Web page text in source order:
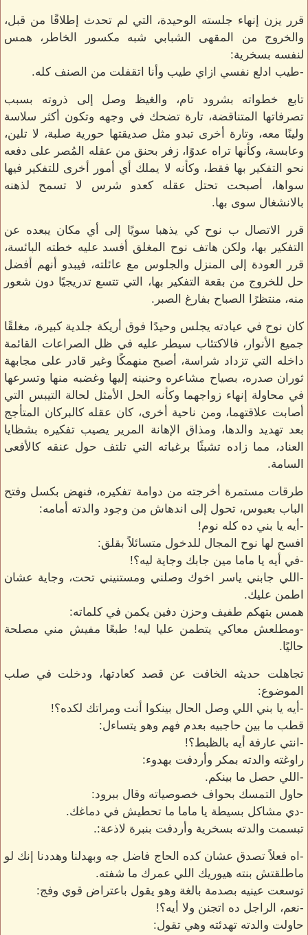
قرر يزن إنهاء جلسته الوحيدة، التي لم تحدث إطلاقًا من قبل،
والخروج من المقهى الشبابي شبه مكسور الخاطر، همس
لنفسه بسخرية:
-طيب ادلع نفسي ازاي طيب وأنا اتقفلت من الصنف كله.
تابع خطواته بشرود تام، والغيظ وصل إلى ذروته بسبب
تصرفاتها المتناقضة، تارة تضحك في وجهه وتكون أكثر سلاسة
ولينًا معه، وتارة أخرى تبدو مثل صديقتها حورية صلبة، لا تلين،
وعابسة، وكأنها تراه عدوًا، زفر بحنق من عقله المُصر على دفعه
نحو التفكير بها فقط، وكأنه لا يملك أي أمور أخرى للتفكير فيها
سواها، أصبحت تحتل عقله كعدو شرس لا تسمح لذهنه
بالانشغال سوى بها.
قرر الاتصال ب نوح كي يذهبا سويًا إلى أي مكان يبعده عن
التفكير بها، ولكن هاتف نوح المغلق أفسد عليه خطته البائسة،
قرر العودة إلى المنزل والجلوس مع عائلته، فيبدو أنهم أفضل
حل للخروج من بقعة التفكير بها، التي تتسع تدريجيًا دون شعور
منه، منتظرًا الصباح بفارغ الصبر.
كان نوح في عيادته يجلس وحيدًا فوق أريكة جلدية كبيرة، مغلقًا
جميع الأنوار، فالاكتئاب سيطر عليه في ظل الصراعات القائمة
داخله التي تزداد شراسة، أصبح منهمكًا وغير قادر على مجابهة
ثوران صدره، بصياح مشاعره وحنينه إليها وغضبه منها وتسرعها
في محاولة إنهاء زواجهما وكأنه الحل الأمثل لحالة التيبس التي
أصابت علاقتهما، ومن ناحية أخرى، كان عقله كالبركان المتأجج
بعد تهديد والدها، ومذاق الإهانة المرير يصيب تفكيره بشظايا
العناد، مما زاده تشبثًا برغباته التي تلتف حول عنقه كالأفعى
السامة.
طرقات مستمرة أخرجته من دوامة تفكيره، فنهض بكسل وفتح
الباب بعبوس، تحول إلى اندهاش من وجود والدته أمامه:
-أيه يا بني ده كله نوم!
افسح لها نوح المجال للدخول متسائلاً بقلق:
-في أيه يا ماما مين جابك وجاية ليه؟!
-اللي جابني ياسر اخوك وصلني ومستنيني تحت، وجاية عشان
اطمن عليك.
همس بتهكم طفيف وحزن دفين يكمن في كلماته:
-ومطلعش معاكي يتطمن عليا ليه! طبعًا مفيش مني مصلحة
حاليًا.
تجاهلت حديثه الخافت عن قصد كعادتها، ودخلت في صلب
الموضوع:
-أيه يا بني اللي وصل الحال بينكوا أنت ومراتك لكده؟!
قطب ما بين حاجبيه بعدم فهم وهو يتساءل:
-انتي عارفة أيه بالظبط؟!
راوغته والدته بمكر وأردفت بهدوء:
-اللي حصل ما بينكم.
حاول التمسك بحواف خصوصياته وقال ببرود:
-دي مشاكل بسيطة يا ماما ما تحطيش في دماغك.
تبسمت والدته بسخرية وأردفت بنبرة لاذعة:.
-اه فعلاً تصدق عشان كده الحاج فاضل جه وبهدلنا وهددنا إنك لو
ماطلقتش بنته هيوريك اللي عمرك ما شفته.
توسعت عينيه بصدمة بالغة وهو يقول باعتراض قوي وفج:
-نعم، الراجل ده اتجنن ولا أيه؟!
حاولت والدته تهدئته وهي تقول: